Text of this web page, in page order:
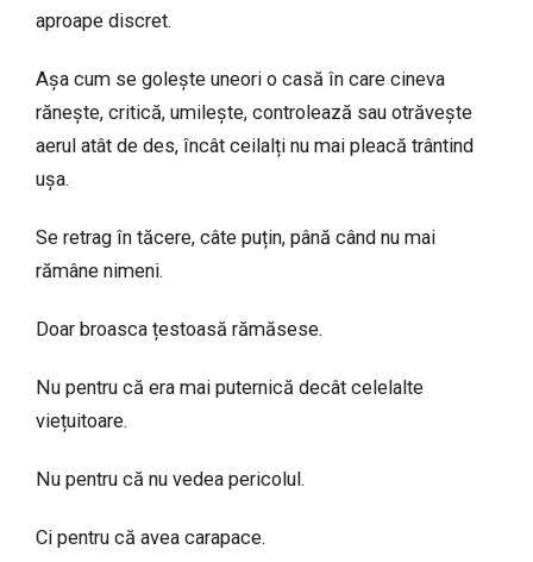
aproape discret.
Așa cum se golește uneori o casă în care cineva
rănește, critică, umilește, controlează sau otrăvește
aerul atât de des, încât ceilalți nu mai pleacă trântind
ușa.
Se retrag în tăcere, câte puțin, până când nu mai
rămâne nimeni.
Doar broasca țestoasă rămăsese.
Nu pentru că era mai puternică decât celelalte
viețuitoare.
Nu pentru că nu vedea pericolul.
Ci pentru că avea carapace.